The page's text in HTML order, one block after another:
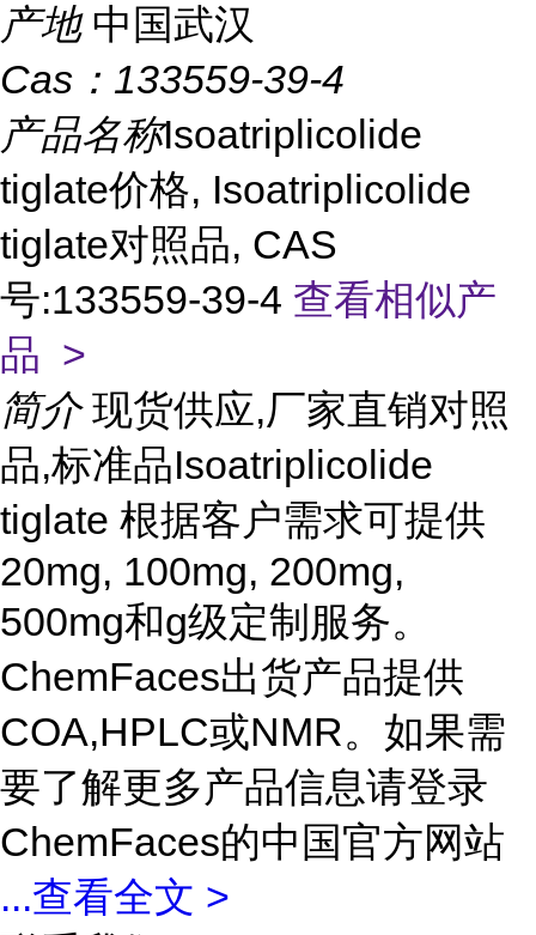
产地 中国武汉
Cas： 133559-39-4
产品名称Isoatriplicolide
tiglate价格, Isoatriplicolide
tiglate对照品, CAS
号:133559-39-4 查看相似产
品 >
简介 现货供应,厂家直销对照
品,标准品Isoatriplicolide
tiglate 根据客户需求可提供
20mg, 100mg, 200mg,
500mg和g级定制服务。
ChemFaces出货产品提供
COA,HPLC或NMR。如果需
要了解更多产品信息请登录
ChemFaces的中国官方网站
...查看全文 >